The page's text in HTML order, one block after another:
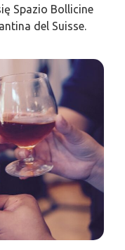
Spazio Bollicine
del Suisse.